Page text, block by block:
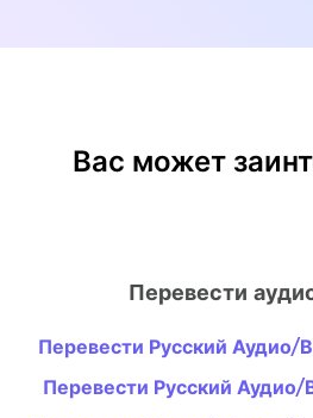
Вас может
Перевести
Перевести Русский Аудио/
Перевести Русский Аудио/